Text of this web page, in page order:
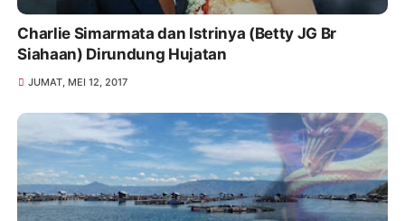
Charlie Simarmata dan Istrinya (Betty JG Br
Siahaan) Dirundung Hujatan
JUMAT, MEI 12, 2017